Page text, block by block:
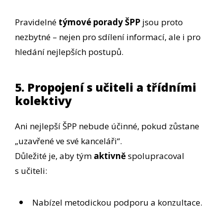
Pravidelné týmové porady ŠPP jsou proto
nezbytné – nejen pro sdílení informací, ale i pro
hledání nejlepších postupů.
5. Propojení s učiteli a třídními
kolektivy
Ani nejlepší ŠPP nebude účinné, pokud zůstane
„uzavřené ve své kanceláři“.
Důležité je, aby tým aktivněspolupracoval
s učiteli:
Nabízel metodickou podporu a konzultace.